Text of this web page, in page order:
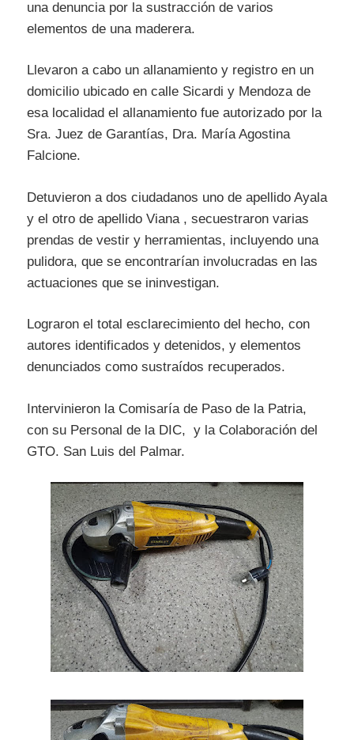
una denuncia por la sustracción de varios
elementos de una maderera.
Llevaron a cabo un allanamiento y registro en un
domicilio ubicado en calle Sicardi y Mendoza de
esa localidad el allanamiento fue autorizado por la
Sra. Juez de Garantías, Dra. María Agostina
Falcione.
Detuvieron a dos ciudadanos uno de apellido Ayala
y el otro de apellido Viana , secuestraron varias
prendas de vestir y herramientas, incluyendo una
pulidora, que se encontrarían involucradas en las
actuaciones que se ininvestigan.
Lograron el total esclarecimiento del hecho, con
autores identificados y detenidos, y elementos
denunciados como sustraídos recuperados.
Intervinieron la Comisaría de Paso de la Patria,
con su Personal de la DIC, y la Colaboración del
GTO. San Luis del Palmar.